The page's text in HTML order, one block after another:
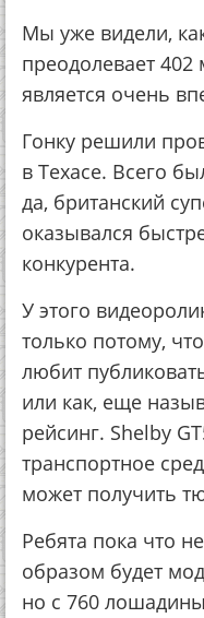
Мы уже видели,
преодолевает 402
является очень
Гонку решили
в Техасе. Всего
да, британский
оказывался
конкурента.
У этого
только потому,
любит
или как, еще
рейсинг. Shelby
транспортное
может получить
Ребята пока что
образом будет
но с 760